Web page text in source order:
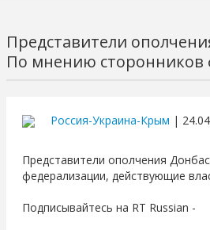
Представители
По мнению сторонников
Россия-Украина-Крым |
Представители ополчения
федерализации, действующие
Подписывайтесь на RT Russian -